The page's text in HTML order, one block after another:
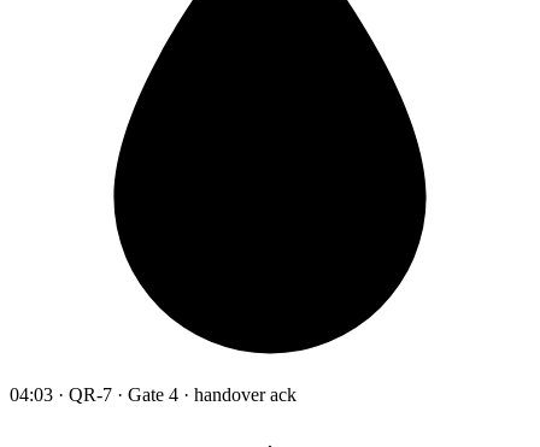
04:03 · QR-7 · Gate 4 · handover ack